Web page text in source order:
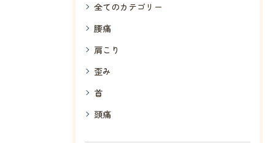
全てのカテゴリー
腰痛
肩こり
歪み
首
頭痛